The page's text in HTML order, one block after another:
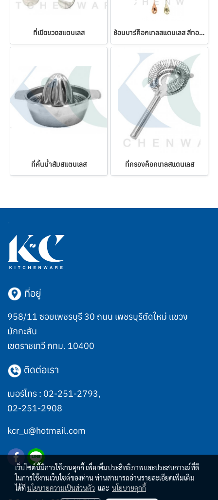
ที่เปิดขวดสแตนเลส ช้อนบาร์ค็อกเทลสแตนเลส สีทอง-พิงค์โกลด์
ที่คั้นน้ำส้มสแตนเลส ที่กรองค็อกเทลสแตนเลส
ที่อยู่
958/11 ซอยเพชรบุรี 30 ถนน เพชรบุรีตัดใหม่ แขวง
มักกะสัน
เขตราชเทวี กทม. 10400
ติดต่อเรา
เบอร์โทร : 02-251-2793,
02-251-2908
kcr_u@hotmail.com
เว็บไซต์นี้มีการใช้งานคุกกี้ เพื่อเพิ่มประสิทธิภาพและประสบการณ์ที่ดี
ในการใช้งานเว็บไซต์ของท่าน ท่านสามารถอ่านรายละเอียดเพิ่มเติม
ได้ที่นโยบายความเป็นส่วนตัว และ นโยบายคุกกี้